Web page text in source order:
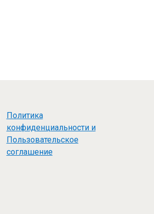
Политика
конфиденциальности и
Пользовательское
соглашение